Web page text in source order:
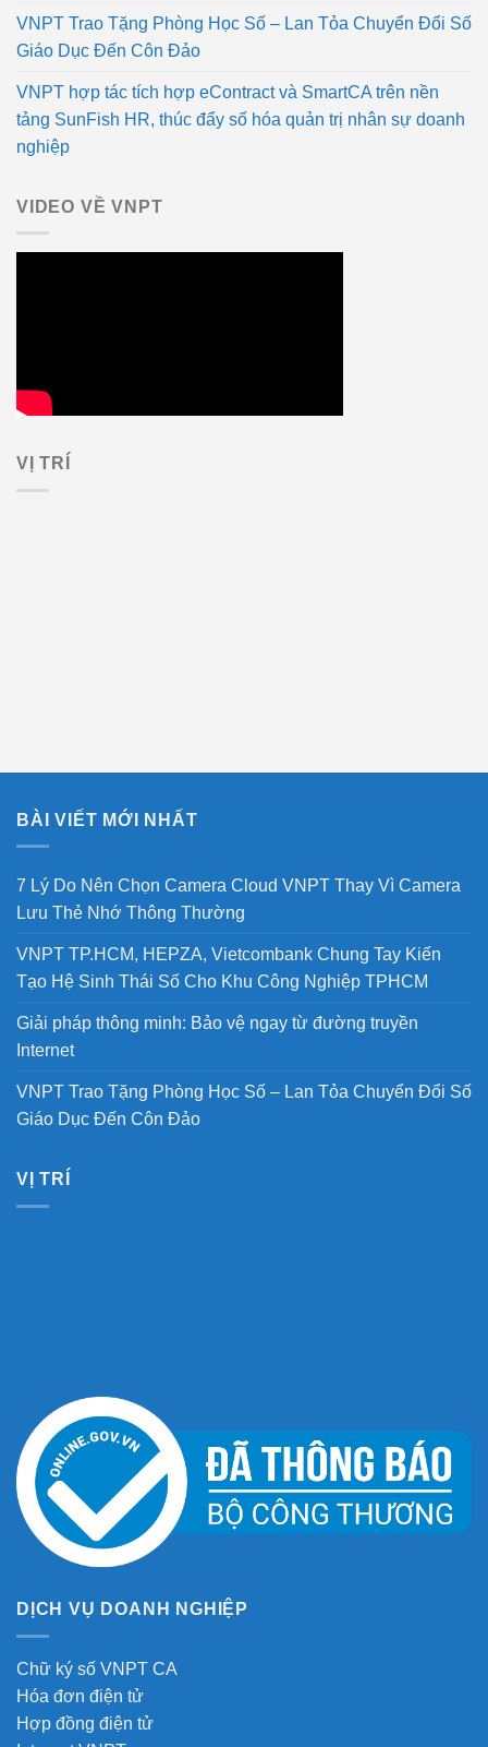
VNPT Trao Tặng Phòng Học Số – Lan Tỏa Chuyển Đổi Số
Giáo Dục Đến Côn Đảo
VNPT hợp tác tích hợp eContract và SmartCA trên nền
tảng SunFish HR, thúc đẩy số hóa quản trị nhân sự doanh
nghiệp
VIDEO VỀ VNPT
VỊ TRÍ
BÀI VIẾT MỚI NHẤT
7 Lý Do Nên Chọn Camera Cloud VNPT Thay Vì Camera
Lưu Thẻ Nhớ Thông Thường
VNPT TP.HCM, HEPZA, Vietcombank Chung Tay Kiến
Tạo Hệ Sinh Thái Số Cho Khu Công Nghiệp TPHCM
Giải pháp thông minh: Bảo vệ ngay từ đường truyền
Internet
VNPT Trao Tặng Phòng Học Số – Lan Tỏa Chuyển Đổi Số
Giáo Dục Đến Côn Đảo
VỊ TRÍ
DỊCH VỤ DOANH NGHIỆP
Chữ ký số VNPT CA
Hóa đơn điện tử
Hợp đồng điện tử